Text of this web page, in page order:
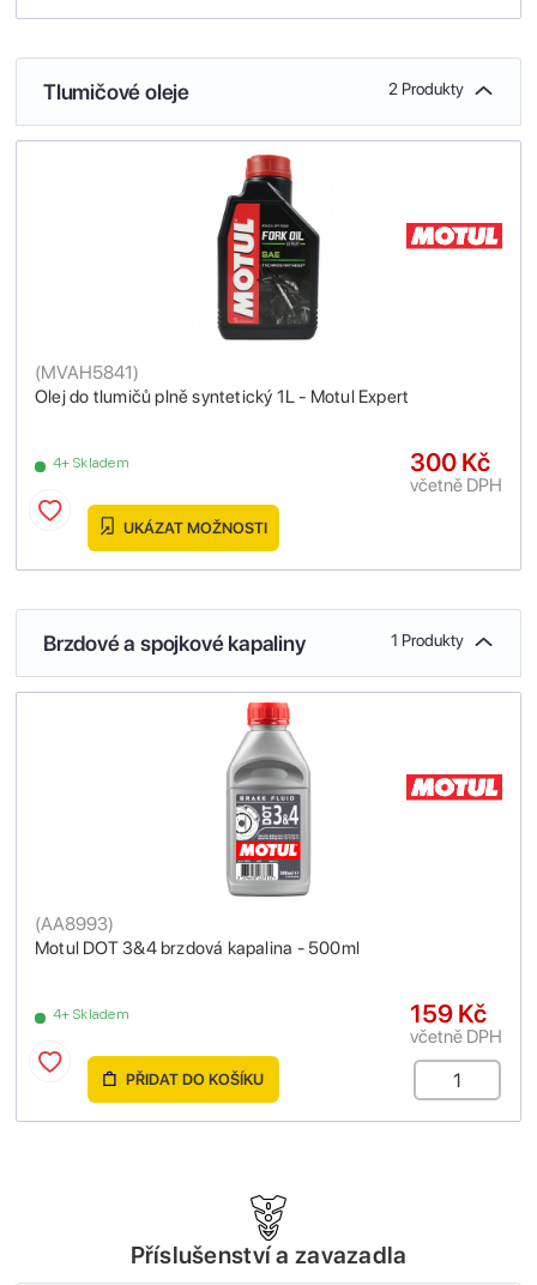
Tlumičové oleje 2 Produkty
Olej do tlumičů plně syntetický 1L - Motul Expert
(MVAH5841)
4+ Skladem 300 Kč
včetně DPH
UKÁZAT MOŽNOSTI
Brzdové a spojkové kapaliny 1 Produkty
Motul DOT 3&4 brzdová kapalina - 500ml
(AA8993)
4+ Skladem 159 Kč
včetně DPH
PŘIDAT DO KOŠÍKU
Příslušenství a zavazadla